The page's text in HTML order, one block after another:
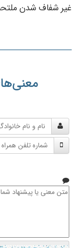
غیر شفاف‌ شدن‌
و
نام
خانوادگی
شماره
تلفن
متن